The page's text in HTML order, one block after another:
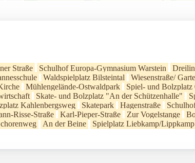
Straße Schulhof Europa-Gymnasium Warstein
Waldspielplatz Bilsteintal Wiesenstraße/
Mühlengelände-Ostwaldpark Spiel- und Bolzplatz
Skate- und Bolzplatz "An der Schützenhalle"
Kahlenbergsweg
Skatepark Hagenstraße
Risse-Straße
Karl-Pieper-Straße Zur Vogelstange
An der Beine Spielplatz Liebkamp/Lippkamp